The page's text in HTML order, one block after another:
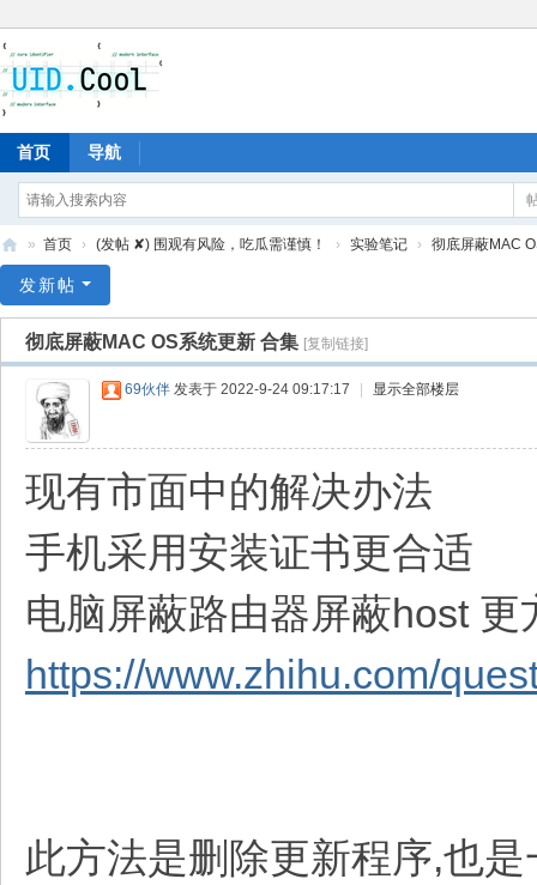
首页 导航
爱
» 首页 › (发帖 ✘) 围观有风险，吃瓜需谨慎！ › 实验笔记 › 彻底屏蔽MAC
发新帖
彻底屏蔽MAC OS系统更新 合集 [复制链接]
69伙伴 发表于 2022-9-24 09:17:17 显示全部楼层
现有市面中的解决办法
手机采用安装证书更合适
电脑屏蔽路由器屏蔽host 更
https://www.zhihu.com/
此方法是删除更新程序,也